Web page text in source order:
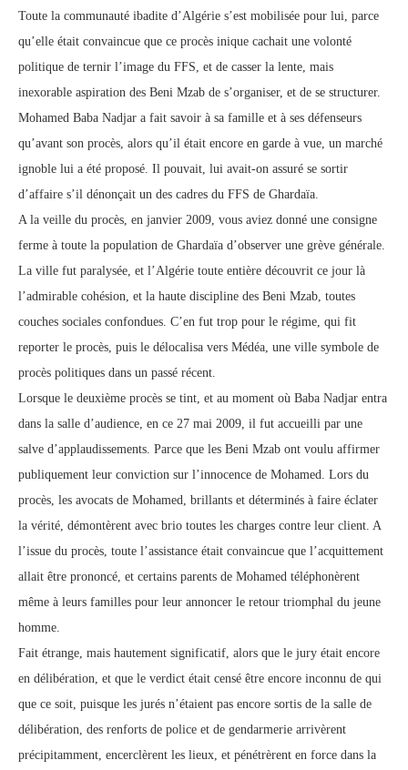
Toute la communauté ibadite d’Algérie s’est mobilisée pour lui, parce
qu’elle était convaincue que ce procès inique cachait une volonté
politique de ternir l’image du FFS, et de casser la lente, mais
inexorable aspiration des Beni Mzab de s’organiser, et de se structurer.
Mohamed Baba Nadjar a fait savoir à sa famille et à ses défenseurs
qu’avant son procès, alors qu’il était encore en garde à vue, un marché
ignoble lui a été proposé. Il pouvait, lui avait-on assuré se sortir
d’affaire s’il dénonçait un des cadres du FFS de Ghardaïa.
A la veille du procès, en janvier 2009, vous aviez donné une consigne
ferme à toute la population de Ghardaïa d’observer une grève générale.
La ville fut paralysée, et l’Algérie toute entière découvrit ce jour là
l’admirable cohésion, et la haute discipline des Beni Mzab, toutes
couches sociales confondues. C’en fut trop pour le régime, qui fit
reporter le procès, puis le délocalisa vers Médéa, une ville symbole de
procès politiques dans un passé récent.
Lorsque le deuxième procès se tint, et au moment où Baba Nadjar entra
dans la salle d’audience, en ce 27 mai 2009, il fut accueilli par une
salve d’applaudissements. Parce que les Beni Mzab ont voulu affirmer
publiquement leur conviction sur l’innocence de Mohamed. Lors du
procès, les avocats de Mohamed, brillants et déterminés à faire éclater
la vérité, démontèrent avec brio toutes les charges contre leur client. A
l’issue du procès, toute l’assistance était convaincue que l’acquittement
allait être prononcé, et certains parents de Mohamed téléphonèrent
même à leurs familles pour leur annoncer le retour triomphal du jeune
homme.
Fait étrange, mais hautement significatif, alors que le jury était encore
en délibération, et que le verdict était censé être encore inconnu de qui
que ce soit, puisque les jurés n’étaient pas encore sortis de la salle de
délibération, des renforts de police et de gendarmerie arrivèrent
précipitamment, encerclèrent les lieux, et pénétrèrent en force dans la